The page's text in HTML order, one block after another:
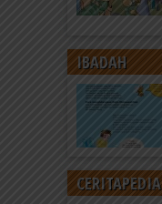
IBADAH
CERITAPEDIA